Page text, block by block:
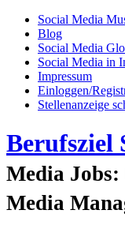
Social Media
Blog
Social Media
Social Media in
Impressum
Einloggen/
Stellenanzeige
Berufsziel
Media
Media